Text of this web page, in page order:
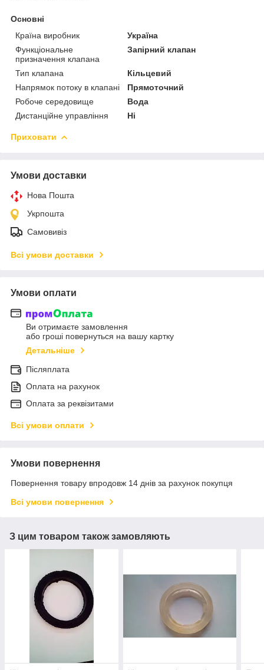
Основні
Країна виробник
Україна
Функціональне
призначення клапана
Запірний клапан
Тип клапана
Кільцевий
Напрямок потоку в клапані
Прямоточний
Робоче середовище
Вода
Дистанційне управління
Ні
Приховати
Умови доставки
Нова Пошта
Укрпошта
Самовивіз
Всі умови доставки
Умови оплати
Ви отримаєте замовлення
або гроші повернуться на вашу картку
Детальніше
Післяплата
Оплата на рахунок
Оплата за реквізитами
Всі умови оплати
Умови повернення
Повернення товару впродовж 14 днів за рахунок покупця
Всі умови повернення
З цим товаром також замовляють